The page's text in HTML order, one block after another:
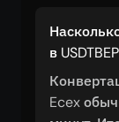
в
Ecex